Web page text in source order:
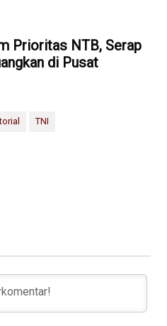
Prioritas NTB, Serap
di Pusat
TNI